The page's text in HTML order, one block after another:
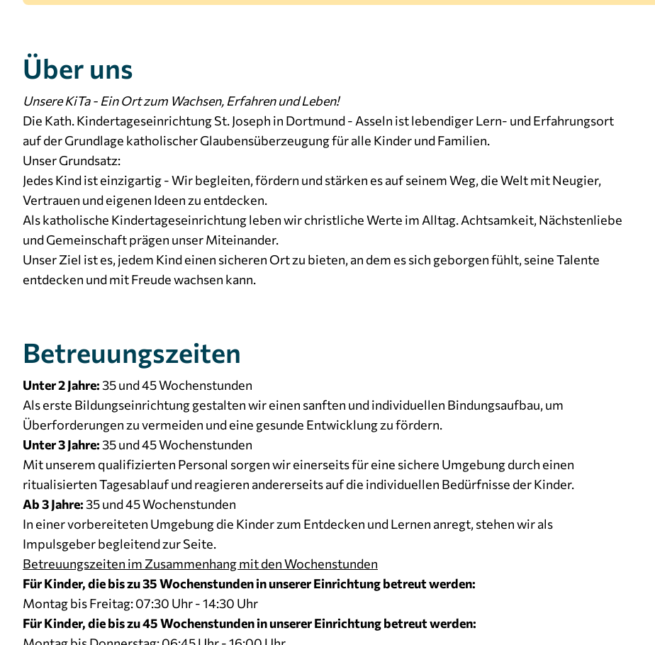
Über uns
Unsere KiTa - Ein Ort zum Wachsen, Erfahren und Leben!
Die Kath. Kindertageseinrichtung St. Joseph in Dortmund - Asseln ist lebendiger Lern- und Erfahrungsort
auf der Grundlage katholischer Glaubensüberzeugung für alle Kinder und Familien.
Unser Grundsatz:
Jedes Kind ist einzigartig - Wir begleiten, fördern und stärken es auf seinem Weg, die Welt mit Neugier,
Vertrauen und eigenen Ideen zu entdecken.
Als katholische Kindertageseinrichtung leben wir christliche Werte im Alltag. Achtsamkeit, Nächstenliebe
und Gemeinschaft prägen unser Miteinander.
Unser Ziel ist es, jedem Kind einen sicheren Ort zu bieten, an dem es sich geborgen fühlt, seine Talente
entdecken und mit Freude wachsen kann.
Betreuungszeiten
Unter 2 Jahre:35 und 45 Wochenstunden
Als erste Bildungseinrichtung gestalten wir einen sanften und individuellen Bindungsaufbau, um
Überforderungen zu vermeiden und eine gesunde Entwicklung zu fördern.
Unter 3 Jahre:35 und 45 Wochenstunden
Mit unserem qualifizierten Personal sorgen wir einerseits für eine sichere Umgebung durch einen
ritualisierten Tagesablauf und reagieren andererseits auf die individuellen Bedürfnisse der Kinder.
Ab 3 Jahre:35 und 45 Wochenstunden
In einer vorbereiteten Umgebung die Kinder zum Entdecken und Lernen anregt, stehen wir als
Impulsgeber begleitend zur Seite.
Betreuungszeiten im Zusammenhang mit den Wochenstunden
Für Kinder, die bis zu 35 Wochenstunden in unserer Einrichtung betreut werden:
Montag bis Freitag: 07:30 Uhr - 14:30 Uhr
Für Kinder, die bis zu 45 Wochenstunden in unserer Einrichtung betreut werden: